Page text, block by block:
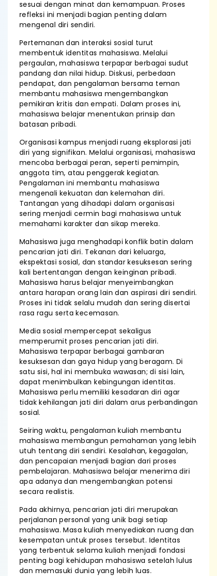
sesuai dengan minat dan kemampuan. Proses
refleksi ini menjadi bagian penting dalam
mengenal diri sendiri.
Pertemanan dan interaksi sosial turut
membentuk identitas mahasiswa. Melalui
pergaulan, mahasiswa terpapar berbagai sudut
pandang dan nilai hidup. Diskusi, perbedaan
pendapat, dan pengalaman bersama teman
membantu mahasiswa mengembangkan
pemikiran kritis dan empati. Dalam proses ini,
mahasiswa belajar menentukan prinsip dan
batasan pribadi.
Organisasi kampus menjadi ruang eksplorasi jati
diri yang signifikan. Melalui organisasi, mahasiswa
mencoba berbagai peran, seperti pemimpin,
anggota tim, atau penggerak kegiatan.
Pengalaman ini membantu mahasiswa
mengenali kekuatan dan kelemahan diri.
Tantangan yang dihadapi dalam organisasi
sering menjadi cermin bagi mahasiswa untuk
memahami karakter dan sikap mereka.
Mahasiswa juga menghadapi konflik batin dalam
pencarian jati diri. Tekanan dari keluarga,
ekspektasi sosial, dan standar kesuksesan sering
kali bertentangan dengan keinginan pribadi.
Mahasiswa harus belajar menyeimbangkan
antara harapan orang lain dan aspirasi diri sendiri.
Proses ini tidak selalu mudah dan sering disertai
rasa ragu serta kecemasan.
Media sosial mempercepat sekaligus
memperumit proses pencarian jati diri.
Mahasiswa terpapar berbagai gambaran
kesuksesan dan gaya hidup yang beragam. Di
satu sisi, hal ini membuka wawasan; di sisi lain,
dapat menimbulkan kebingungan identitas.
Mahasiswa perlu memiliki kesadaran diri agar
tidak kehilangan jati diri dalam arus perbandingan
sosial.
Seiring waktu, pengalaman kuliah membantu
mahasiswa membangun pemahaman yang lebih
utuh tentang diri sendiri. Kesalahan, kegagalan,
dan pencapaian menjadi bagian dari proses
pembelajaran. Mahasiswa belajar menerima diri
apa adanya dan mengembangkan potensi
secara realistis.
Pada akhirnya, pencarian jati diri merupakan
perjalanan personal yang unik bagi setiap
mahasiswa. Masa kuliah menyediakan ruang dan
kesempatan untuk proses tersebut. Identitas
yang terbentuk selama kuliah menjadi fondasi
penting bagi kehidupan mahasiswa setelah lulus
dan memasuki dunia yang lebih luas.